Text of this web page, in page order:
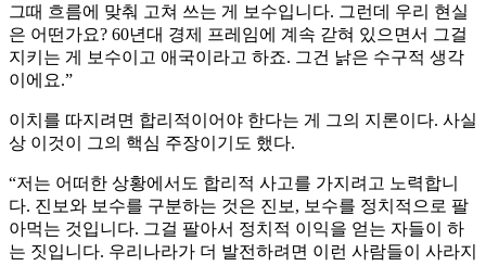
그때 흐름에 맞춰 고쳐 쓰는 게 보수입니다. 그런데 우리 현실
은 어떤가요? 60년대 경제 프레임에 계속 갇혀 있으면서 그걸
지키는 게 보수이고 애국이라고 하죠. 그건 낡은 수구적 생각
이에요.”
이치를 따지려면 합리적이어야 한다는 게 그의 지론이다. 사실
상 이것이 그의 핵심 주장이기도 했다.
“저는 어떠한 상황에서도 합리적 사고를 가지려고 노력합니
다. 진보와 보수를 구분하는 것은 진보, 보수를 정치적으로 팔
아먹는 것입니다. 그걸 팔아서 정치적 이익을 얻는 자들이 하
는 짓입니다. 우리나라가 더 발전하려면 이런 사람들이 사라지